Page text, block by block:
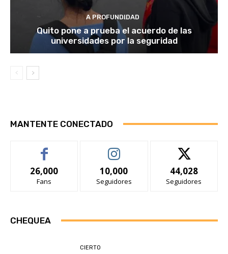
A PROFUNDIDAD
Quito pone a prueba el acuerdo de las
universidades por la seguridad
MANTENTE CONECTADO
26,000
Fans
10,000
Seguidores
44,028
Seguidores
CHEQUEA
CIERTO